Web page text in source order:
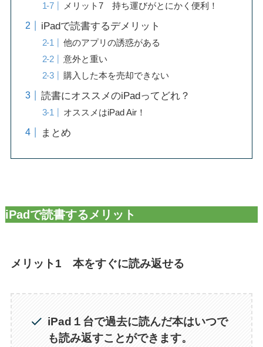
メリット7 持ち運びがとにかく便利！
iPadで読書するデメリット
他のアプリの誘惑がある
意外と重い
購入した本を売却できない
読書にオススメのiPadってどれ？
オススメはiPad Air！
まとめ
iPadで読書するメリット
メリット1 本をすぐに読み返せる
iPad１台で過去に読んだ本はいつで
も読み返すことができます。